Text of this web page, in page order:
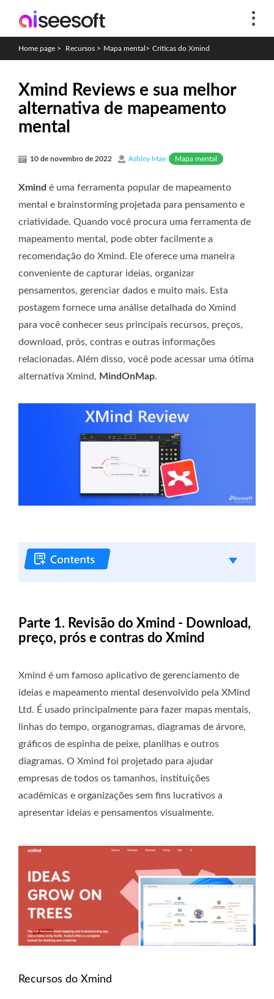
Home page > Recursos > Mapa mental > Críticas do Xmind
Xmind Reviews e sua melhor
alternativa de mapeamento
mental
10 de novembro de 2022 Ashley Mae Mapa mental
Xmind é uma ferramenta popular de mapeamento
mental e brainstorming projetada para pensamento e
criatividade. Quando você procura uma ferramenta de
mapeamento mental, pode obter facilmente a
recomendação do Xmind. Ele oferece uma maneira
conveniente de capturar ideias, organizar
pensamentos, gerenciar dados e muito mais. Esta
postagem fornece uma análise detalhada do Xmind
para você conhecer seus principais recursos, preços,
download, prós, contras e outras informações
relacionadas. Além disso, você pode acessar uma ótima
alternativa Xmind, MindOnMap.
Parte 1. Revisão do Xmind - Download,
preço, prós e contras do Xmind
Xmind é um famoso aplicativo de gerenciamento de
ideias e mapeamento mental desenvolvido pela XMind
Ltd. É usado principalmente para fazer mapas mentais,
linhas do tempo, organogramas, diagramas de árvore,
gráficos de espinha de peixe, planilhas e outros
diagramas. O Xmind foi projetado para ajudar
empresas de todos os tamanhos, instituições
acadêmicas e organizações sem fins lucrativos a
apresentar ideias e pensamentos visualmente.
Recursos do Xmind